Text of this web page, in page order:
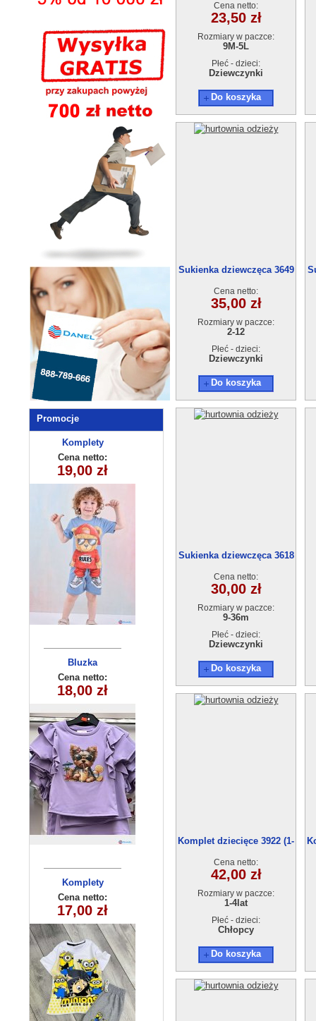
Promocje
Komplety
dziecięce
250510-2 (3-10
) 5szt
Cena netto:
19,00 zł
Bluzka
dziecięca
180626-28(6-16)
6szt
Cena netto:
18,00 zł
Komplety
dziecięce
250510-3 (3-10
) 5szt
Cena netto:
17,00 zł
Spodnie
dziecięce
BB-772 (6-14)
10szt
Cena netto:
12,00 zł
Legginsy
dziewczęce
(1-5) 5szt
Cena netto:
10,00 zł
Bluzka
dziecięca
180626-9(4-14)
6szt
Cena netto:
15,00 zł
Cena netto:
23,50 zł
Rozmiary w paczce:
9M-5L
Płeć - dzieci:
Dziewczynki
Do koszyka
Sukienka dziewczęca 3649
Cena netto:
35,00 zł
Rozmiary w paczce:
2-12
Płeć - dzieci:
Dziewczynki
Do koszyka
Sukienka dziewczęca 3618
Cena netto:
30,00 zł
Rozmiary w paczce:
9-36m
Płeć - dzieci:
Dziewczynki
Do koszyka
Komplet dziecięce 3922 (1-
Cena netto:
42,00 zł
Rozmiary w paczce:
1-4lat
Płeć - dzieci:
Chłopcy
Do koszyka